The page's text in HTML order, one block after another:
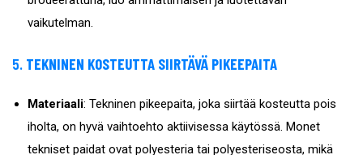
vaikutelman.
5. TEKNINEN KOSTEUTTA SIIRTÄVÄ PIKEEPAITA
Materiaali: Tekninen pikeepaita, joka siirtää kosteutta pois
iholta, on hyvä vaihtoehto aktiivisessa käytössä. Monet
tekniset paidat ovat polyesteria tai polyesteriseosta, mikä